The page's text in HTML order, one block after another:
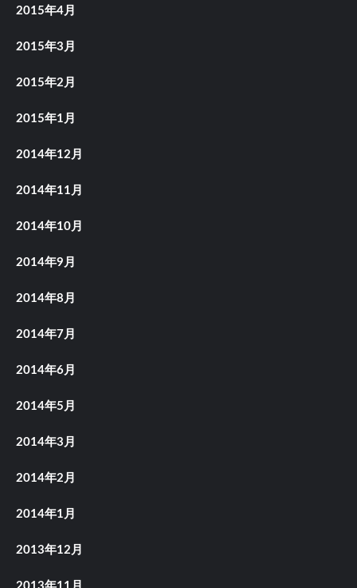
2015年4月
2015年3月
2015年2月
2015年1月
2014年12月
2014年11月
2014年10月
2014年9月
2014年8月
2014年7月
2014年6月
2014年5月
2014年3月
2014年2月
2014年1月
2013年12月